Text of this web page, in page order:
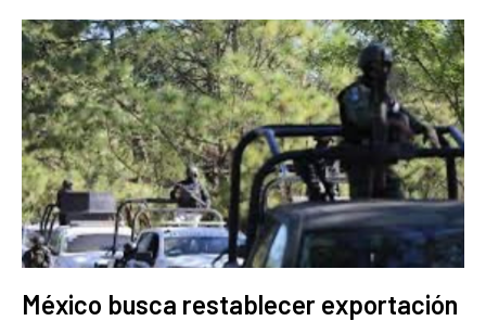
México busca restablecer exportación